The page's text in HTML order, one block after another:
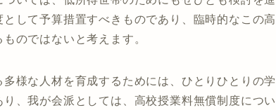
して予算措置すべきものであり、臨時的なこの高
のではないと考えます。
様な人材を育成するためには、ひとりひとりの学
、我が会派としては、高校授業料無償制度につい